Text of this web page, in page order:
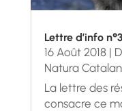
Lettre d’info
16 Août 2018|
Natura
La lettre des
consacre ce